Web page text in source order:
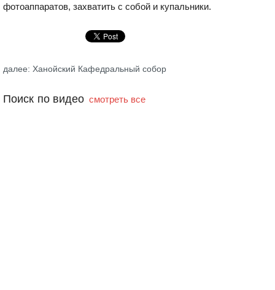
фотоаппаратов, захватить с собой и купальники.
далее: Ханойский Кафедральный собор
Поиск по видео смотреть все